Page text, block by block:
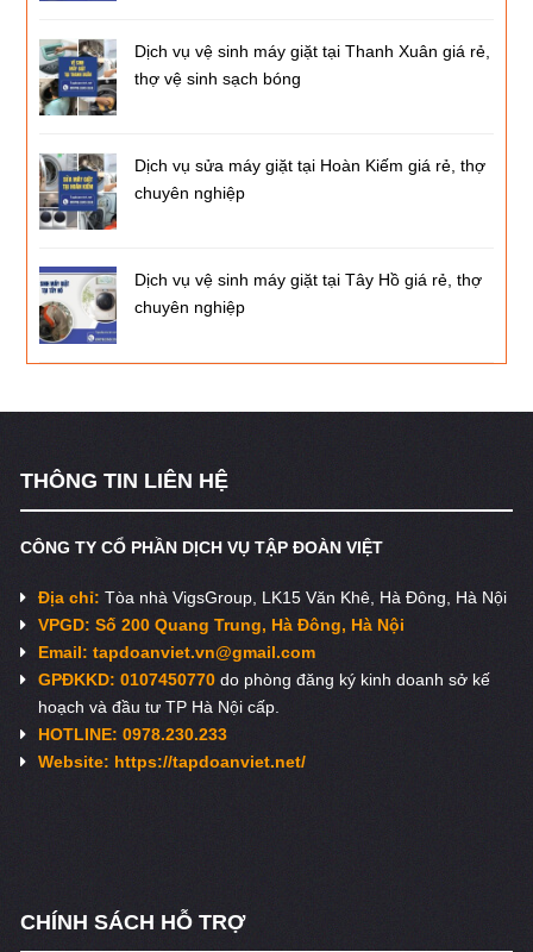
Dịch vụ vệ sinh máy giặt tại Thanh Xuân giá rẻ,
thợ vệ sinh sạch bóng
Dịch vụ sửa máy giặt tại Hoàn Kiếm giá rẻ, thợ
chuyên nghiệp
Dịch vụ vệ sinh máy giặt tại Tây Hồ giá rẻ, thợ
chuyên nghiệp
THÔNG TIN LIÊN HỆ
CÔNG TY CỔ PHẦN DỊCH VỤ TẬP ĐOÀN VIỆT
Địa chỉ:Tòa nhà VigsGroup, LK15 Văn Khê, Hà Đông, Hà Nội
VPGD: Số 200 Quang Trung, Hà Đông, Hà Nội
Email:tapdoanviet.vn@gmail.com
GPĐKKD: 0107450770do phòng đăng ký kinh doanh sở kế
hoạch và đầu tư TP Hà Nội cấp.
HOTLINE: 0978.230.233
Website: https://tapdoanviet.net/
CHÍNH SÁCH HỖ TRỢ